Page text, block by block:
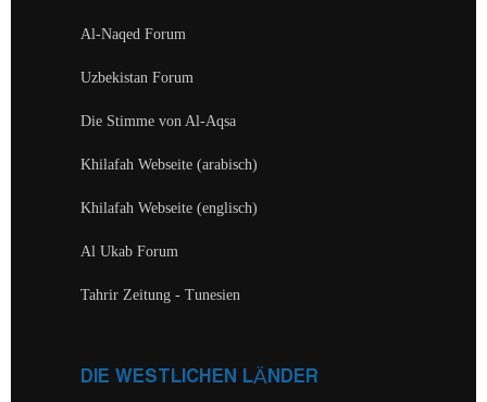
Al-Naqed Forum
Uzbekistan Forum
Die Stimme von Al-Aqsa
Khilafah Webseite (arabisch)
Khilafah Webseite (englisch)
Al Ukab Forum
Tahrir Zeitung - Tunesien
DIE WESTLICHEN LÄNDER